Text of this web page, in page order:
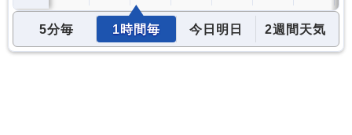
5分毎 1時間毎 今日明日 2週間天気